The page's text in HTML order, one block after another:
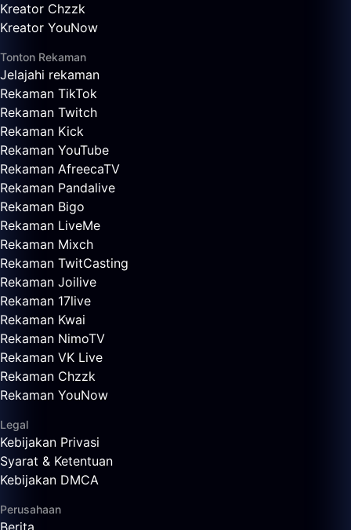
Kreator Chzzk
Kreator YouNow
Tonton Rekaman
Jelajahi rekaman
Rekaman TikTok
Rekaman Twitch
Rekaman Kick
Rekaman YouTube
Rekaman AfreecaTV
Rekaman Pandalive
Rekaman Bigo
Rekaman LiveMe
Rekaman Mixch
Rekaman TwitCasting
Rekaman Joilive
Rekaman 17live
Rekaman Kwai
Rekaman NimoTV
Rekaman VK Live
Rekaman Chzzk
Rekaman YouNow
Legal
Kebijakan Privasi
Syarat & Ketentuan
Kebijakan DMCA
Perusahaan